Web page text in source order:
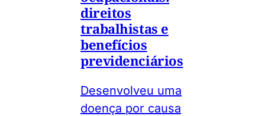
direitos
trabalhistas e
benefícios
previdenciários
Desenvolveu uma
doença por causa